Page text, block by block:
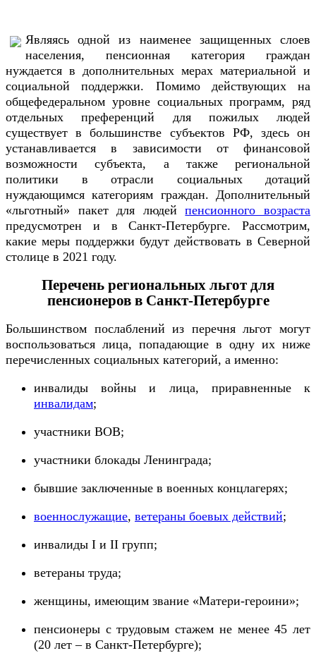
Являясь одной из наименее защищенных слоев
населения, пенсионная категория граждан
нуждается в дополнительных мерах материальной и
социальной поддержки. Помимо действующих на
общефедеральном уровне социальных программ, ряд
отдельных преференций для пожилых людей
существует в большинстве субъектов РФ, здесь он
устанавливается в зависимости от финансовой
возможности субъекта, а также региональной
политики в отрасли социальных дотаций
нуждающимся категориям граждан. Дополнительный
«льготный» пакет для людейпенсионного возраста
предусмотрен и в Санкт-Петербурге. Рассмотрим,
какие меры поддержки будут действовать в Северной
столице в 2021 году.
Перечень региональных льгот для
пенсионеров в Санкт-Петербурге
Большинством послаблений из перечня льгот могут
воспользоваться лица, попадающие в одну их ниже
перечисленных социальных категорий, а именно:
инвалиды войны и лица, приравненные к
инвалидам;
участники ВОВ;
участники блокады Ленинграда;
бывшие заключенные в военных концлагерях;
военнослужащие, ветераны боевых действий;
инвалиды I и II групп;
ветераны труда;
женщины, имеющим звание «Матери-героини»;
пенсионеры с трудовым стажем не менее 45 лет
(20 лет – в Санкт-Петербурге);